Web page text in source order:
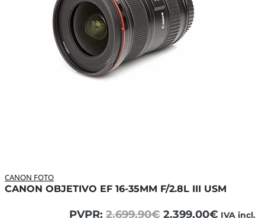
CANON FOTO
CANON OBJETIVO EF 16-35MM F/2.8L III USM
PVPR: 2.699,90€ El
2.399,00€ El
IVA incl.